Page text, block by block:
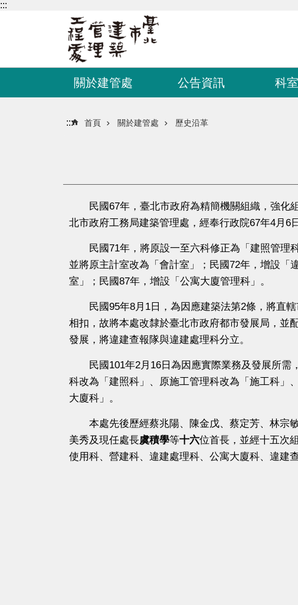
跳到主要內容區塊
:::
關於建管處 公告資訊 科
::: 首頁 關於建管處 歷史沿革
民國67年，臺北市政府為精簡機關組織，強化組
北市政府工務局建築管理處，經奉行政院67年4月
民國71年，將原設一至六科修正為「建照管理科
並將原主計室改為「會計室」；民國72年，增設「
室」；民國87年，增設「公寓大廈管理科」。
民國95年8月1日，為因應建築法第2條，將直轄
相扣，故將本處改隸於臺北市政府都市發展局，並
發展，將違建查報隊與違建處理科分立。
民國101年2月16日為因應實際業務及發展所需
科改為「建照科」、原施工管理科改為「施工科」
大廈科」。
本處先後歷經蔡兆陽、陳金戊、蔡定芳、林宗敏
美秀及現任處長虞積學等十六位首長，並經十五次
使用科、營建科、違建處理科、公寓大廈科、違建